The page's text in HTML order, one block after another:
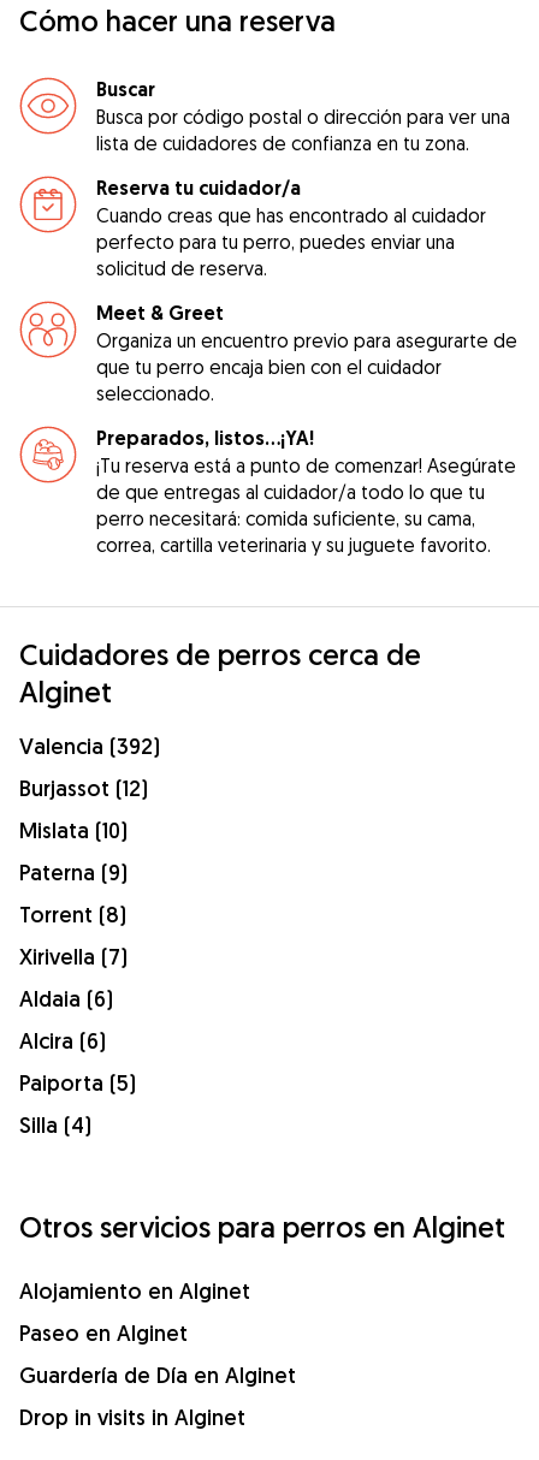
Cómo hacer una reserva
Buscar
Busca por código postal o dirección para ver una
lista de cuidadores de confianza en tu zona.
Reserva tu cuidador/a
Cuando creas que has encontrado al cuidador
perfecto para tu perro, puedes enviar una
solicitud de reserva.
Meet & Greet
Organiza un encuentro previo para asegurarte de
que tu perro encaja bien con el cuidador
seleccionado.
Preparados, listos...¡YA!
¡Tu reserva está a punto de comenzar! Asegúrate
de que entregas al cuidador/a todo lo que tu
perro necesitará: comida suficiente, su cama,
correa, cartilla veterinaria y su juguete favorito.
Cuidadores de perros cerca de
Alginet
Valencia (392)
Burjassot (12)
Mislata (10)
Paterna (9)
Torrent (8)
Xirivella (7)
Aldaia (6)
Alcira (6)
Paiporta (5)
Silla (4)
Otros servicios para perros en Alginet
Alojamiento en Alginet
Paseo en Alginet
Guardería de Día en Alginet
Drop in visits in Alginet